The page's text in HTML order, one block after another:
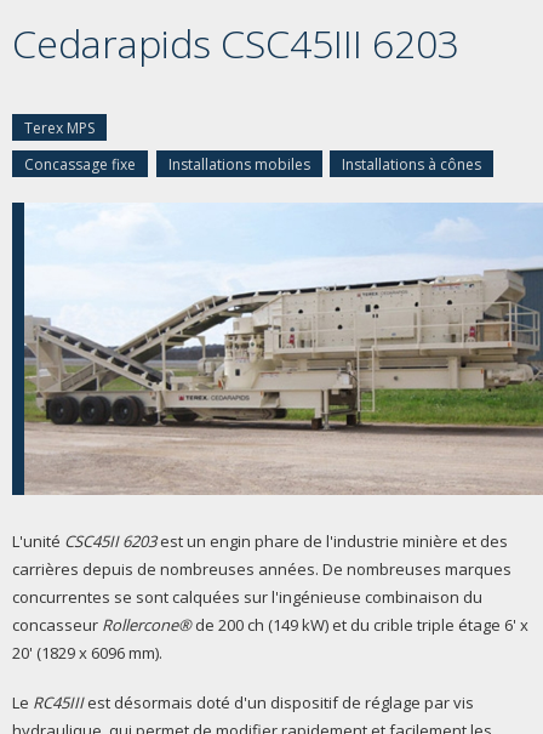
Cedarapids CSC45III 6203
Terex MPS
Concassage fixe
Installations mobiles Installations à cônes
L'unité CSC45II 6203est un engin phare de l'industrie minière et des
carrières depuis de nombreuses années. De nombreuses marques
concurrentes se sont calquées sur l'ingénieuse combinaison du
concasseur Rollercone®de 200 ch (149 kW) et du crible triple étage 6' x
20' (1829 x 6096 mm).
Le RC45IIIest désormais doté d'un dispositif de réglage par vis